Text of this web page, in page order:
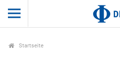
Startseite